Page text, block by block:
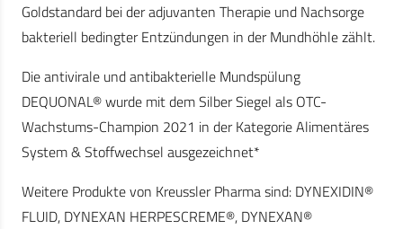
Goldstandard bei der adjuvanten Therapie und Nachsorge
bakteriell bedingter Entzündungen in der Mundhöhle zählt.
Die antivirale und antibakterielle Mundspülung
DEQUONAL® wurde mit dem Silber Siegel als OTC-
Wachstums-Champion 2021 in der Kategorie Alimentäres
System & Stoffwechsel ausgezeichnet*
Weitere Produkte von Kreussler Pharma sind: DYNEXIDIN®
FLUID, DYNEXAN HERPESCREME®, DYNEXAN®